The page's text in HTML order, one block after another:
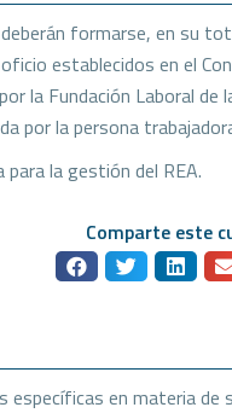
formarse, en su
establecidos en el
la Fundación Laboral
por la persona
la gestión del REA.
Comparte este
en materia de